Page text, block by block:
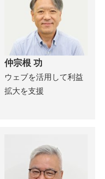
仲宗根 功
ウェブを活用して利益
拡大を支援